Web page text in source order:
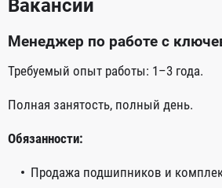
Вакансии
Менеджер по работе с
Требуемый опыт работы: 1–3 года.
Полная занятость, полный день.
Обязанности:
Продажа подшипников и